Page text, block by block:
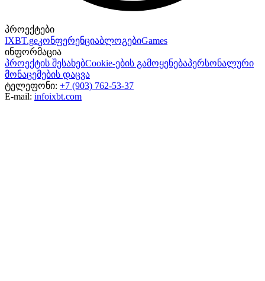
პროექტები
IXBT.geკონფერენციაბლოგებიGames
ინფორმაცია
პროექტის შესახებCookie-ების გამოყენებაპერსონალური
მონაცემების დაცვა
ტელეფონი: +7 (903) 762-53-37
E-mail: infoixbt.com